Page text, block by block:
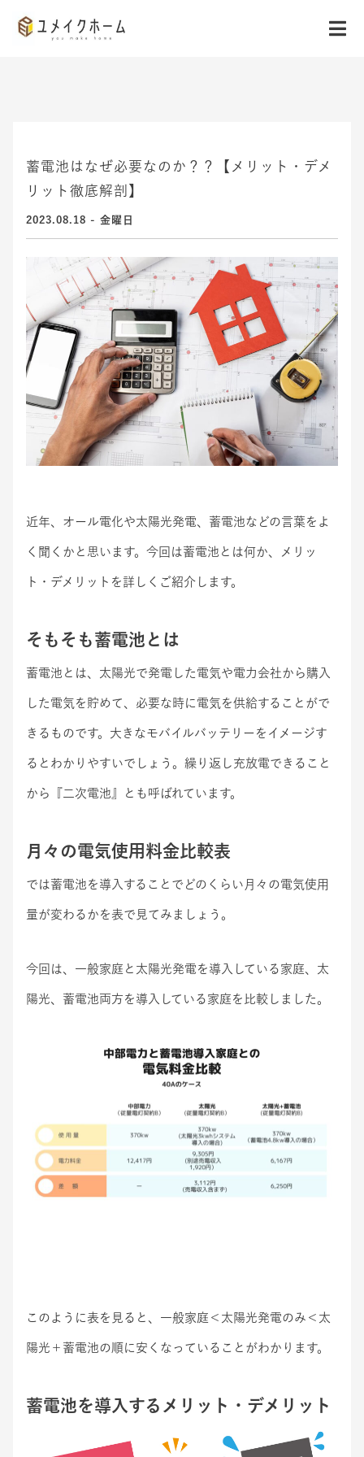
蓄電池はなぜ必要なのか？？【メリット・デメ
リット徹底解剖】
2023.08.18 - 金曜日
近年、オール電化や太陽光発電、蓄電池などの言葉をよ
く聞くかと思います。今回は蓄電池とは何か、メリッ
ト・デメリットを詳しくご紹介します。
そもそも蓄電池 とは
蓄電池とは、太陽光で発電した電気や電力会社から購入
した電気を貯めて、必要な時に電気を供給することがで
きるものです。大きなモバイルバッテリーをイメージす
るとわかりやすいでしょう。繰り返し充放電できること
から『二次電池』とも呼ばれています。
月々の電気使用料金比較表
では蓄電池を導入することでどのくらい月々の電気使用
量が変わるかを表で見てみましょう。
今回は、一般家庭と太陽光発電を導入している家庭、太
陽光、蓄電池両方を導入している家庭を比較しました。
このように表を見ると、一般家庭＜太陽光発電のみ＜太
陽光＋蓄電池の順に安くなっていることがわかります。
蓄電池を導入するメリット・デメリット